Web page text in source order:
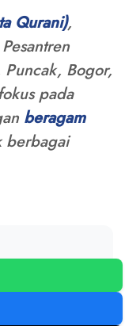
Qurani),
Bogor,
pada
beragam